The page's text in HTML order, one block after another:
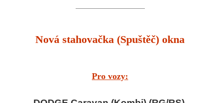
Nová stahovačka (Spuštěč) okna
Pro vozy: